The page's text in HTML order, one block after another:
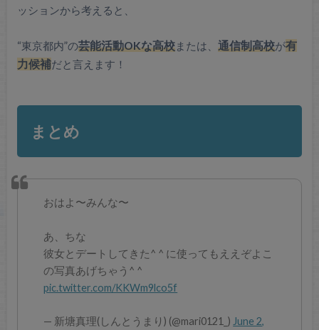
ッションから考えると、
“東京都内”の芸能活動OKな高校または、 通信制高校が有
力候補だと言えます！
まとめ
おはよ〜みんな〜
あ、ちな
彼女とデートしてきた^ ^ に使ってもええぞよこ
の写真あげちゃう^ ^
pic.twitter.com/KKWm9lco5f
— 新塘真理(しんとうまり) (@mari0121_) June 2,